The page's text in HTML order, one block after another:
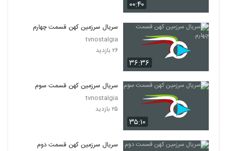
۰۰:۴۰
۳۶:۳۶
سریال سرزمین کهن قسمت چهارم
tvnostalgia
۲۶ بازدید
۳۵:۱۰
سریال سرزمین کهن قسمت سوم
tvnostalgia
۲۵ بازدید
سریال سرزمین کهن قسمت دوم